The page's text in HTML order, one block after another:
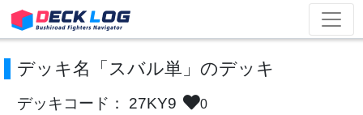
デッキ名「スバル単」のデッキ
デッキコード： 27KY9 0